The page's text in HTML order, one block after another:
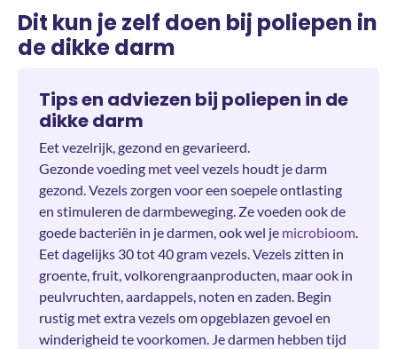
Dit kun je zelf doen bij poliepen in
de dikke darm
Tips en adviezen bij poliepen in de
dikke darm
Eet vezelrijk, gezond en gevarieerd.
Gezonde voeding met veel vezels houdt je darm
gezond. Vezels zorgen voor een soepele ontlasting
en stimuleren de darmbeweging. Ze voeden ook de
goede bacteriën in je darmen, ook wel je microbioom.
Eet dagelijks 30 tot 40 gram vezels. Vezels zitten in
groente, fruit, volkorengraanproducten, maar ook in
peulvruchten, aardappels, noten en zaden. Begin
rustig met extra vezels om opgeblazen gevoel en
winderigheid te voorkomen. Je darmen hebben tijd